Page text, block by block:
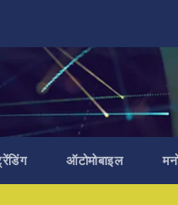
ऑटोमोबाइल